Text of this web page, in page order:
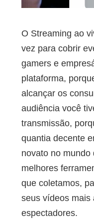
O Streaming ao
vez para cobrir
gamers e
plataforma,
alcançar os
audiência você
transmissão,
quantia decente
novato no mundo
melhores
que coletamos,
seus vídeos mais
espectadores.